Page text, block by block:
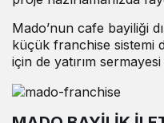
Mado’nun cafe bayiliği
küçük franchise sistemi
için de yatırım